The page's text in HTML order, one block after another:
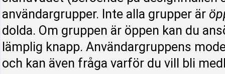
användargrupper. Inte alla grupper är
dolda. Om gruppen är öppen kan du
lämplig knapp. Användargruppens
och kan även fråga varför du vill bli